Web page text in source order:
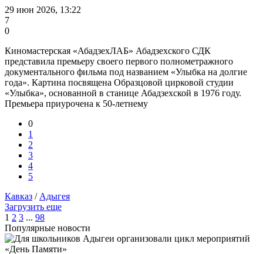
29 июн 2026, 13:22
7
0
Киномастерская «АбадзехЛАБ» Абадзехского СДК
представила премьеру своего первого полнометражного
документального фильма под названием «Улыбка на долгие
года». Картина посвящена Образцовой цирковой студии
«Улыбка», основанной в станице Абадзехской в 1976 году.
Премьера приурочена к 50-летнему
0
1
2
3
4
5
Кавказ / Адыгея
Загрузить еще
1 2 3 ... 98
Популярные новости